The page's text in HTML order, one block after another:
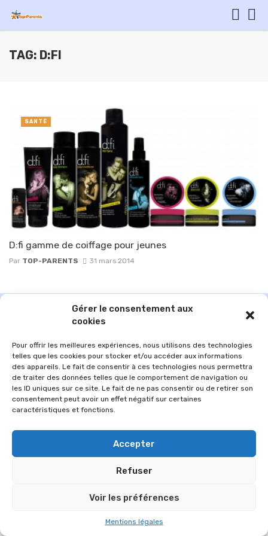
Gérer le consentement aux
cookies
Pour offrir les meilleures expériences, nous utilisons des technologies
telles que les cookies pour stocker et/ou accéder aux informations
des appareils. Le fait de consentir à ces technologies nous permettra
de traiter des données telles que le comportement de navigation ou
les ID uniques sur ce site. Le fait de ne pas consentir ou de retirer son
consentement peut avoir un effet négatif sur certaines
caractéristiques et fonctions.
Accepter
Refuser
Voir les préférences
Mentions légales
TAG: D:FI
D:fi gamme de coiffage pour jeunes
Par TOP-PARENTS 31 mars 2014
SANTÉ
© 2026 Im-presse. Tous droits réservés.
MENTIONS LÉGALES